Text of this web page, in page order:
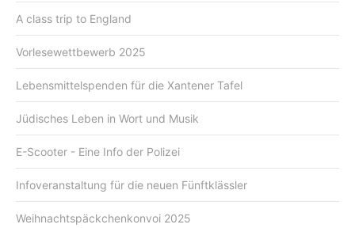
A class trip to England
Vorlesewettbewerb 2025
Lebensmittelspenden für die Xantener Tafel
Jüdisches Leben in Wort und Musik
E-Scooter - Eine Info der Polizei
Infoveranstaltung für die neuen Fünftklässler
Weihnachtspäckchenkonvoi 2025